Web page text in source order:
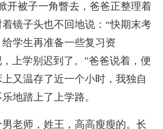
开被子一角瞥去，爸爸正整理着
镜子头也不回地说：“快期末考
学生再准备一些复习资
上学别迟到了。”爸爸说着，便
又温存了近一个小时，我独自
地踏上了上学路。
师，姓王，高高瘦瘦的。长